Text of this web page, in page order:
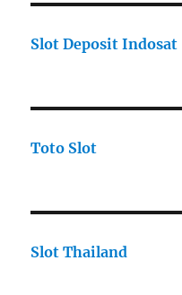
Slot Deposit Indosat
Toto Slot
Slot Thailand